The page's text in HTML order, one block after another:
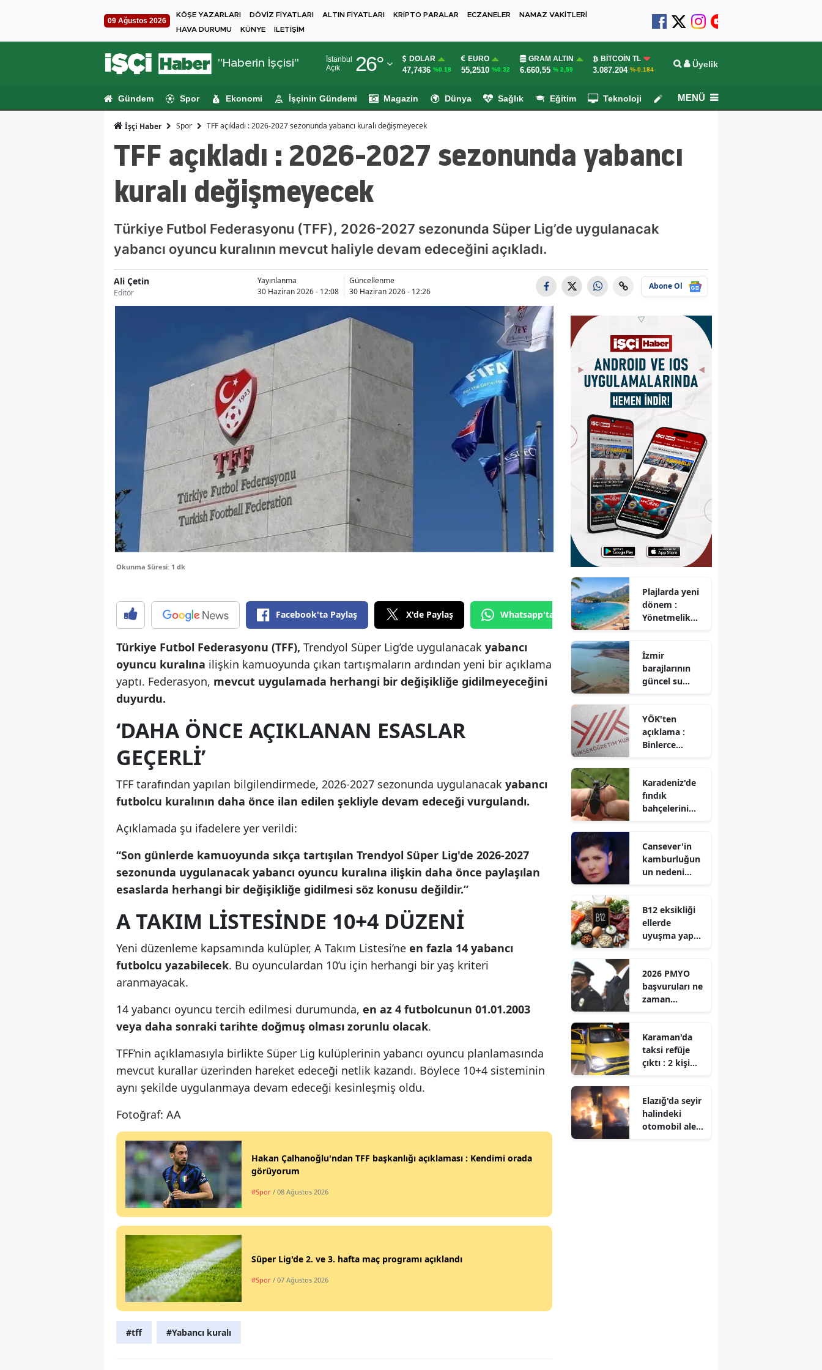
09 Ağustos 2026
KÖŞE YAZARLARI DÖVİZ FİYATLARI ALTIN FİYATLARI KRİPTO PARALAR ECZANELER
NAMAZ VAKİTLERİ
HAVA DURUMU
KÜNYE İLETİŞİM
"Haberin İşçisi"
İstanbul
Açık
26°
Adıyaman
Ağrı
Ankara
Antalya
Aydın
Bilecik
Bolu
Burdur
Bursa
Çankırı
Çorum
Denizli
Diyarbakır
Erzincan
Eskişehir
Gaziantep
Gümüşhane
Hatay
İzmir
Kars
Kayseri
Kırşehir
Konya
Kütahya
Kahramanmaraş
Muğla
Nevşehir
Ordu
DOLAR
47,7436 %0.18
EURO
55,2510 %0.32
GRAM ALTIN
6.660,55 % 2,59
BITCOIN TL
3.087.204 %-0.184 Üyelik
Gündem Spor Ekonomi İşçinin Gündemi Magazin Dünya Sağlık Eğitim Teknoloji Köşe Yazarları
MENÜ
İşçi Haber Spor TFF açıkladı : 2026-2027 sezonunda yabancı kuralı değişmeyecek
TFF açıkladı : 2026-2027 sezonunda yabancı
kuralı değişmeyecek
Türkiye Futbol Federasyonu (TFF), 2026-2027 sezonunda Süper Lig’de uygulanacak
yabancı oyuncu kuralının mevcut haliyle devam edeceğini açıkladı.
Ali Çetin
Editör
Yayınlanma
30 Haziran 2026 - 12:08
Güncellenme
30 Haziran 2026 - 12:26
Abone Ol
Okunma Süresi: 1 dk
Facebook'ta Paylaş X'de Paylaş Whatsapp'tan Gönder
Türkiye Futbol Federasyonu (TFF), Trendyol Süper Lig’de uygulanacak yabancı
oyuncu kuralına ilişkin kamuoyunda çıkan tartışmaların ardından yeni bir açıklama
yaptı. Federasyon, mevcut uygulamada herhangi bir değişikliğe gidilmeyeceğini
duyurdu.
‘DAHA ÖNCE AÇIKLANAN ESASLAR
GEÇERLİ’
TFF tarafından yapılan bilgilendirmede, 2026-2027 sezonunda uygulanacak yabancı
futbolcu kuralının daha önce ilan edilen şekliyle devam edeceği vurgulandı.
Açıklamada şu ifadelere yer verildi:
“Son günlerde kamuoyunda sıkça tartışılan Trendyol Süper Lig'de 2026-2027
sezonunda uygulanacak yabancı oyuncu kuralına ilişkin daha önce paylaşılan
esaslarda herhangi bir değişikliğe gidilmesi söz konusu değildir.”
A TAKIM LİSTESİNDE 10+4 DÜZENİ
Yeni düzenleme kapsamında kulüpler, A Takım Listesi’ne en fazla 14 yabancı
futbolcu yazabilecek. Bu oyunculardan 10’u için herhangi bir yaş kriteri
aranmayacak.
14 yabancı oyuncu tercih edilmesi durumunda, en az 4 futbolcunun 01.01.2003
veya daha sonraki tarihte doğmuş olması zorunlu olacak.
TFF’nin açıklamasıyla birlikte Süper Lig kulüplerinin yabancı oyuncu planlamasında
mevcut kurallar üzerinden hareket edeceği netlik kazandı. Böylece 10+4 sisteminin
aynı şekilde uygulanmaya devam edeceği kesinleşmiş oldu.
Fotoğraf: AA
Hakan Çalhanoğlu'ndan TFF başkanlığı açıklaması : Kendimi orada
görüyorum
#Spor / 08 Ağustos 2026
Süper Lig'de 2. ve 3. hafta maç programı açıklandı
#Spor / 07 Ağustos 2026
#tff #Yabancı kuralı
Plajlarda yeni
dönem :
Yönetmelik
kapsıyor?
İzmir
barajlarının
güncel su
doldu mu?
YÖK'ten
açıklama :
Binlerce
dönüş yolu
açıldı
Karadeniz'de
fındık
bahçelerini
böceği nedir?
Cansever'in
kamburluğun
un nedeni
sonradan mı
ortaya çıktı?
B12 eksikliği
ellerde
uyuşma yapar
üzerindeki
etkileri neler?
2026 PMYO
başvuruları ne
zaman
aranacak?
Karaman'da
taksi refüje
çıktı : 2 kişi
Elazığ'da seyir
halindeki
otomobil alev